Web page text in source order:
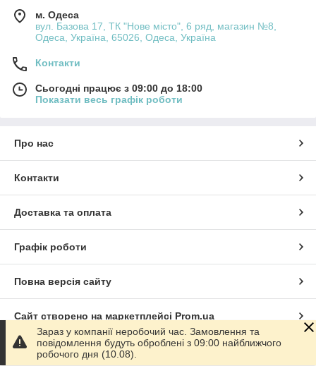
м. Одеса
вул. Базова 17, ТК "Нове місто", 6 ряд, магазин №8,
Одеса, Україна, 65026, Одеса, Україна
Контакти
Сьогодні працює з 09:00 до 18:00
Показати весь графік роботи
Про нас
Контакти
Доставка та оплата
Графік роботи
Повна версія сайту
Сайт створено на маркетплейсі Prom.ua
Політика конфіденційності
Зараз у компанії неробочий час. Замовлення та
повідомлення будуть оброблені з 09:00 найближчого
робочого дня (10.08).